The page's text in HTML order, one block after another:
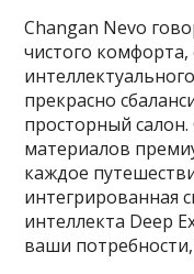
Changan Nevo
чистого комфорта,
прекрасно
просторный
материалов
каждое
интегрированная
интеллекта Deep
ваши